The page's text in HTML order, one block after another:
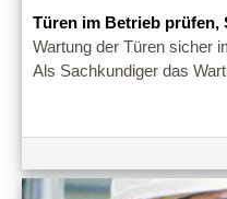
Türen im Betrieb prüfen,
Wartung der Türen sicher
Als Sachkundiger das